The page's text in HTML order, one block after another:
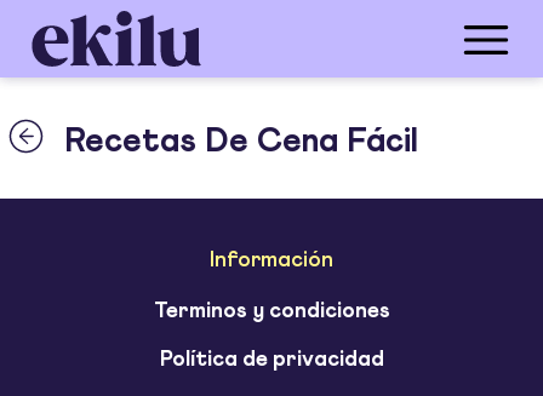
Recetas De Cena Fácil
Información
Terminos y condiciones
Política de privacidad